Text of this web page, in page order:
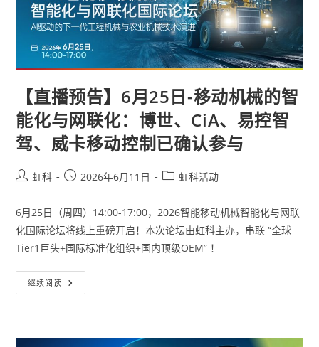
【直播预告】6月25日-移动机械的智
能化与网联化：博世、CiA、易控智
驾、威卡移动控制已确认参与
虹科 2026年6月11日 虹科活动
6月25日（周四）14:00-17:00，2026智能移动机械智能化与网联
化国际论坛将线上重磅开启！本次论坛由虹科主办，串联 “全球
Tier1巨头+国际标准化组织+国内顶级OEM” ！
继续阅读